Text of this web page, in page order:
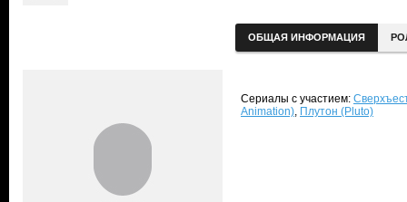
ОБЩАЯ ИНФОРМАЦИЯ
Сериалы с участием:
Animation), Плутон (Pluto)